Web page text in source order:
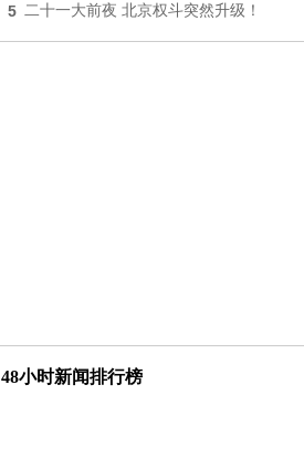
5 二十一大前夜 北京权斗突然升级！
48小时新闻排行榜